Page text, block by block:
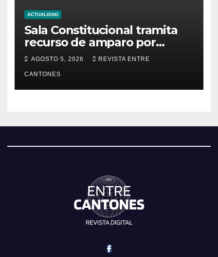
ACTUALIDAD
Sala Constitucional tramita
recurso de amparo por
presunta falta de respuesta
en relación con los
fundamentos técnicos del
examen de incorporación al
AGOSTO 5, 2026 REVISTA ENTRE
CANTONES